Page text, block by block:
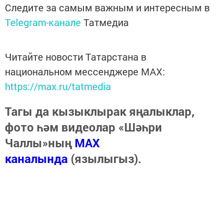
Следите за самым важным и интересным в
Telegram-канале Татмедиа
Читайте новости Татарстана в
национальном мессенджере MАХ:
https://max.ru/tatmedia
Тагы да кызыклырак яңалыклар,
фото һәм видеолар «Шәһри
Чаллы»ныңMAX
каналында (язылыгыз).